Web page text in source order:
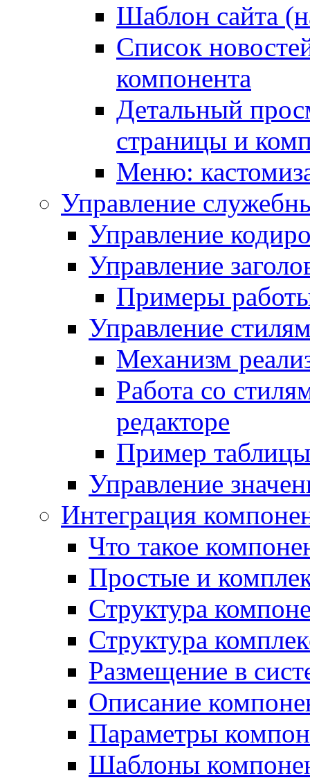
Шаблон сайта
Список
компонента
Детальный
страницы и
Меню:
Управление
Управление
Управление
Примеры
Управление
Механизм
Работа со
редакторе
Пример
Управление
Интеграция
Что такое
Простые и
Структура
Структура
Размещение в
Описание
Параметры
Шаблоны